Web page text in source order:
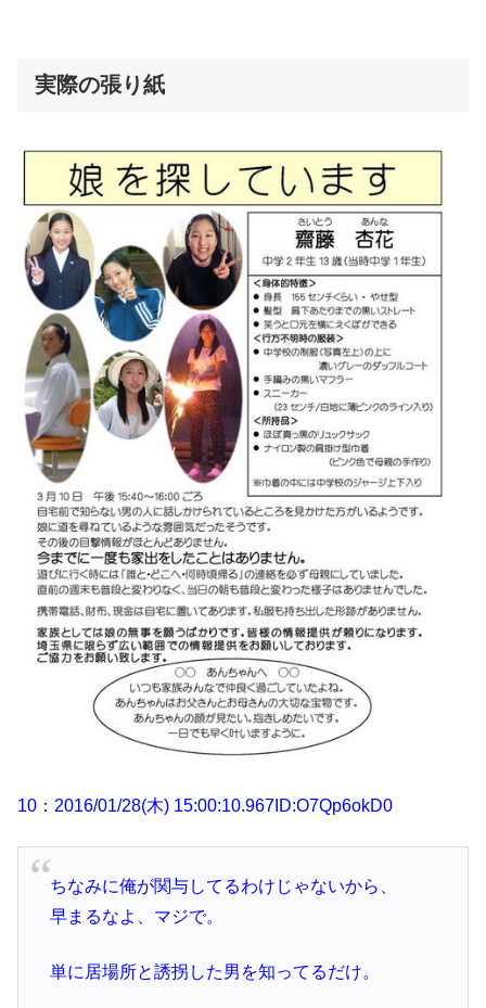
実際の張り紙
10：2016/01/28(木) 15:00:10.967ID:O7Qp6okD0
ちなみに俺が関与してるわけじゃないから、
早まるなよ、マジで。
単に居場所と誘拐した男を知ってるだけ。